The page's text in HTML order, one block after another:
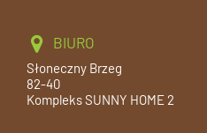
BIURO
Słoneczny Brzeg
82-40
Kompleks SUNNY HOME 2